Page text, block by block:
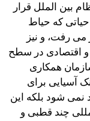
بین الملل قرار
که حیاط
می رفت، و نیز
و اقتصادی در سطح
همکاری
آسیایی برای
نمی شود بلکه این
چند قطبی و